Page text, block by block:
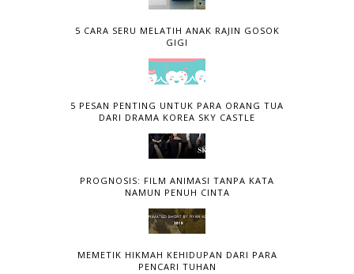
5 CARA SERU MELATIH ANAK RAJIN GOSOK
GIGI
5 PESAN PENTING UNTUK PARA ORANG TUA
DARI DRAMA KOREA SKY CASTLE
PROGNOSIS: FILM ANIMASI TANPA KATA
NAMUN PENUH CINTA
MEMETIK HIKMAH KEHIDUPAN DARI PARA
PENCARI TUHAN